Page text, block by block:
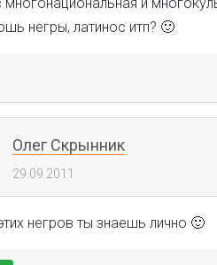
негры, латинос итп? 🙂
Олег Скрынник
29.09.2011
негров ты знаешь лично 🙂